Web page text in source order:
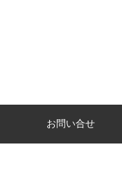
お問い合せ